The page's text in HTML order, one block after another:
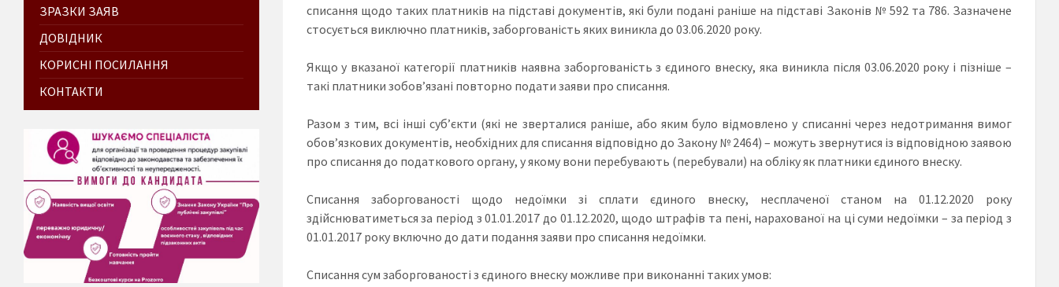
списання щодо таких платників на підставі документів, які були подані раніше на підставі Законів № 592 та 786. Зазначене
стосується виключно платників, заборгованість яких виникла до 03.06.2020 року.
Якщо у вказаної категорії платників наявна заборгованість з єдиного внеску, яка виникла після 03.06.2020 року і пізніше –
такі платники зобов’язані повторно подати заяви про списання.
Разом з тим, всі інші суб’єкти (які не зверталися раніше, або яким було відмовлено у списанні через недотримання вимог
обов’язкових документів, необхідних для списання відповідно до Закону № 2464) – можуть звернутися із відповідною заявою
про списання до податкового органу, у якому вони перебувають (перебували) на обліку як платники єдиного внеску.
Списання заборгованості щодо недоїмки зі сплати єдиного внеску, несплаченої станом на 01.12.2020 року
здійснюватиметься за період з 01.01.2017 до 01.12.2020, щодо штрафів та пені, нарахованої на ці суми недоїмки – за період з
01.01.2017 року включно до дати подання заяви про списання недоїмки.
Списання сум заборгованості з єдиного внеску можливе при виконанні таких умов:
ЗРАЗКИ ЗАЯВ
ДОВІДНИК
КОРИСНІ ПОСИЛАННЯ
КОНТАКТИ